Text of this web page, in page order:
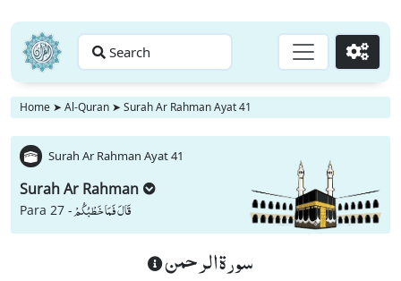
Search Go
Home ➤ Al-Quran ➤ Surah Ar Rahman Ayat 41
Surah Ar Rahman Ayat 41
Surah Ar Rahman
Para 27 -قَالَ فَمَا خَطْبُكُمْ
سورة الرحمن